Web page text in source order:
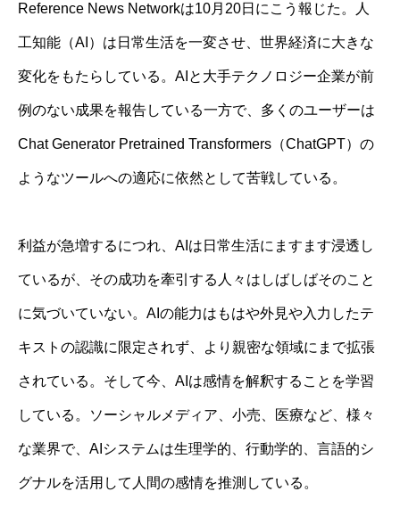
Reference News Networkは10月20日にこう報じた。人
工知能（AI）は日常生活を一変させ、世界経済に大きな
変化をもたらしている。AIと大手テクノロジー企業が前
例のない成果を報告している一方で、多くのユーザーは
Chat Generator Pretrained Transformers（ChatGPT）の
ようなツールへの適応に依然として苦戦している。
利益が急増するにつれ、AIは日常生活にますます浸透し
ているが、その成功を牽引する人々はしばしばそのこと
に気づいていない。AIの能力はもはや外見や入力したテ
キストの認識に限定されず、より親密な領域にまで拡張
されている。そして今、AIは感情を解釈することを学習
している。ソーシャルメディア、小売、医療など、様々
な業界で、AIシステムは生理学的、行動学的、言語的シ
グナルを活用して人間の感情を推測している。